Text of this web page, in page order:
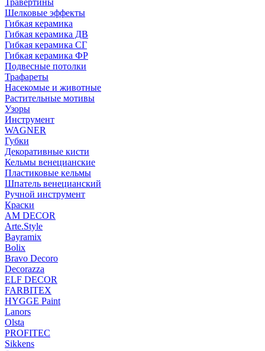
Шелковые эффекты
Гибкая керамика
Гибкая керамика ДВ
Гибкая керамика СГ
Гибкая керамика ФР
Подвесные потолки
Трафареты
Насекомые и животные
Растительные мотивы
Узоры
Инструмент
WAGNER
Губки
Декоративные кисти
Кельмы венецианские
Пластиковые кельмы
Шпатель венецианский
Ручной инструмент
Краски
AM DECOR
Arte.Style
Bayramix
Bolix
Bravo Decoro
Decorazza
ELF DECOR
FARBITEX
HYGGE Paint
Lanors
Olsta
PROFITEC
Sikkens